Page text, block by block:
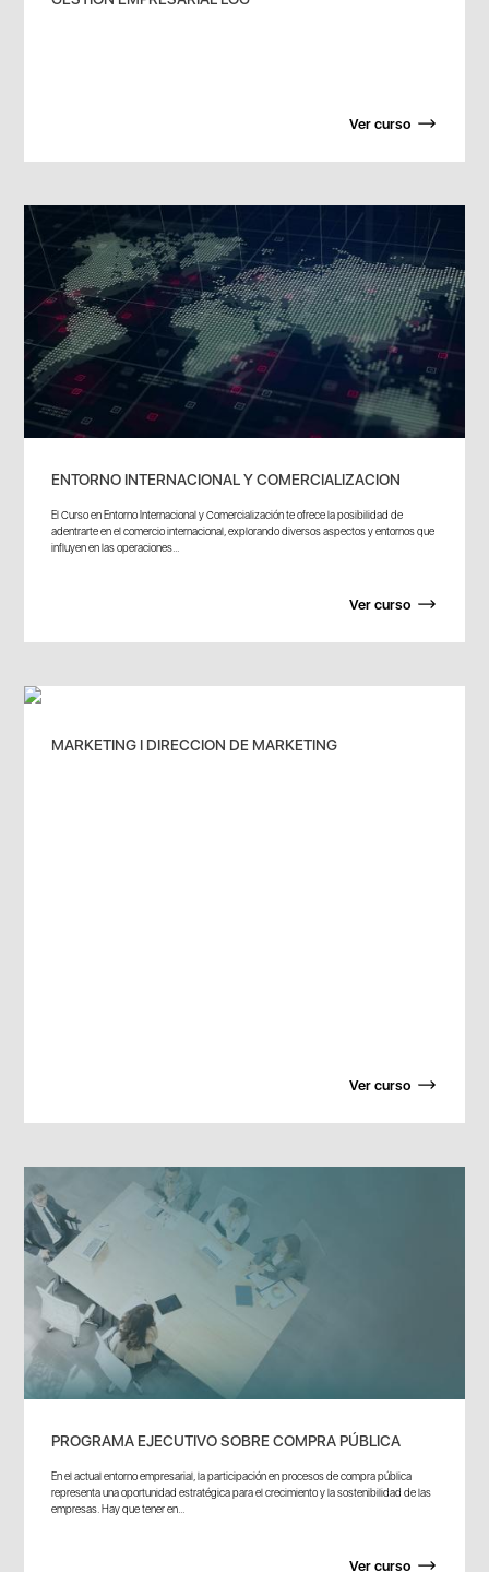
Ver curso
ENTORNO INTERNACIONAL Y COMERCIALIZACION
El Curso en Entorno Internacional y Comercialización te ofrece la posibilidad de
adentrarte en el comercio internacional, explorando diversos aspectos y entornos que
influyen en las operaciones...
Ver curso
MARKETING I DIRECCION DE MARKETING
Ver curso
PROGRAMA EJECUTIVO SOBRE COMPRA PÚBLICA
En el actual entorno empresarial, la participación en procesos de compra pública
representa una oportunidad estratégica para el crecimiento y la sostenibilidad de las
empresas. Hay que tener en...
Ver curso